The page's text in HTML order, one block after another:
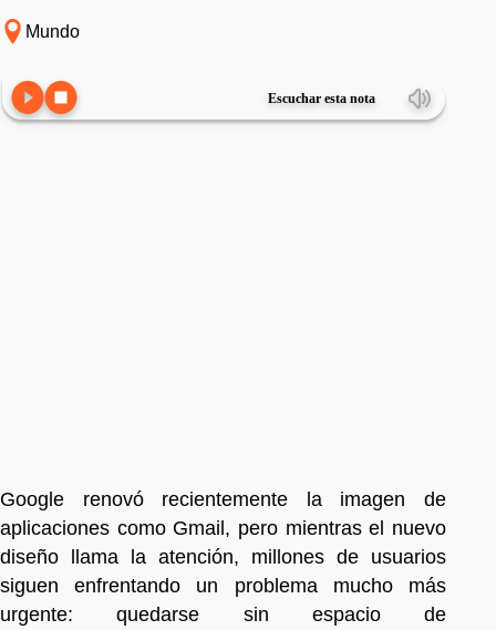
Mundo
Escuchar esta nota
Google renovó recientemente la imagen de
aplicaciones como Gmail, pero mientras el nuevo
diseño llama la atención, millones de usuarios
siguen enfrentando un problema mucho más
urgente: quedarse sin espacio de